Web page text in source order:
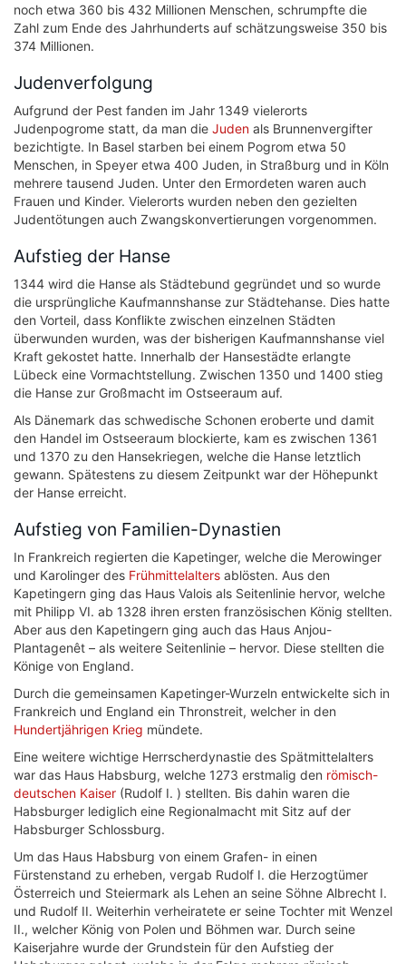
noch etwa 360 bis 432 Millionen Menschen, schrumpfte die
Zahl zum Ende des Jahrhunderts auf schätzungsweise 350 bis
374 Millionen.
Judenverfolgung
Aufgrund der Pest fanden im Jahr 1349 vielerorts
Judenpogrome statt, da man die Juden als Brunnenvergifter
bezichtigte. In Basel starben bei einem Pogrom etwa 50
Menschen, in Speyer etwa 400 Juden, in Straßburg und in Köln
mehrere tausend Juden. Unter den Ermordeten waren auch
Frauen und Kinder. Vielerorts wurden neben den gezielten
Judentötungen auch Zwangskonvertierungen vorgenommen.
Aufstieg der Hanse
1344 wird die Hanse als Städtebund gegründet und so wurde
die ursprüngliche Kaufmannshanse zur Städtehanse. Dies hatte
den Vorteil, dass Konflikte zwischen einzelnen Städten
überwunden wurden, was der bisherigen Kaufmannshanse viel
Kraft gekostet hatte. Innerhalb der Hansestädte erlangte
Lübeck eine Vormachtstellung. Zwischen 1350 und 1400 stieg
die Hanse zur Großmacht im Ostseeraum auf.
Als Dänemark das schwedische Schonen eroberte und damit
den Handel im Ostseeraum blockierte, kam es zwischen 1361
und 1370 zu den Hansekriegen, welche die Hanse letztlich
gewann. Spätestens zu diesem Zeitpunkt war der Höhepunkt
der Hanse erreicht.
Aufstieg von Familien-Dynastien
In Frankreich regierten die Kapetinger, welche die Merowinger
und Karolinger des Frühmittelalters ablösten. Aus den
Kapetingern ging das Haus Valois als Seitenlinie hervor, welche
mit Philipp VI. ab 1328 ihren ersten französischen König stellten.
Aber aus den Kapetingern ging auch das Haus Anjou-
Plantagenêt – als weitere Seitenlinie – hervor. Diese stellten die
Könige von England.
Durch die gemeinsamen Kapetinger-Wurzeln entwickelte sich in
Frankreich und England ein Thronstreit, welcher in den
Hundertjährigen Krieg mündete.
Eine weitere wichtige Herrscherdynastie des Spätmittelalters
war das Haus Habsburg, welche 1273 erstmalig den römisch-
deutschen Kaiser (Rudolf I. ) stellten. Bis dahin waren die
Habsburger lediglich eine Regionalmacht mit Sitz auf der
Habsburger Schlossburg.
Um das Haus Habsburg von einem Grafen- in einen
Fürstenstand zu erheben, vergab Rudolf I. die Herzogtümer
Österreich und Steiermark als Lehen an seine Söhne Albrecht I.
und Rudolf II. Weiterhin verheiratete er seine Tochter mit Wenzel
II., welcher König von Polen und Böhmen war. Durch seine
Kaiserjahre wurde der Grundstein für den Aufstieg der